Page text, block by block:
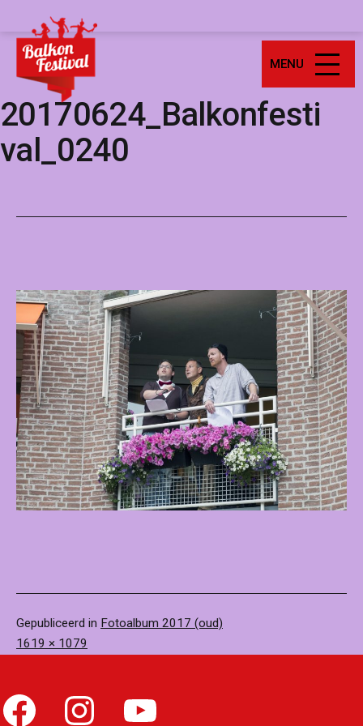
naar
inhoud
Balkonfestival
MENU
20170624_Balkonfesti
val_0240
Gepubliceerd in Fotoalbum 2017 (oud)
Volledige
1619 × 1079
Facebook Instagram